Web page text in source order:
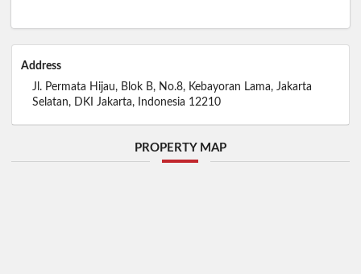
Address
Jl. Permata Hijau, Blok B, No.8, Kebayoran Lama, Jakarta
Selatan, DKI Jakarta, Indonesia 12210
PROPERTY MAP